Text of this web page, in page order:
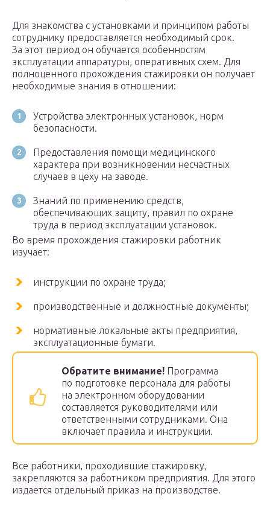
Для знакомства с установками и принципом работы
сотруднику предоставляется необходимый срок.
За этот период он обучается особенностям
эксплуатации аппаратуры, оперативных схем. Для
полноценного прохождения стажировки он получает
необходимые знания в отношении:
Устройства электронных установок, норм
безопасности.
Предоставления помощи медицинского
характера при возникновении несчастных
случаев в цеху на заводе.
Знаний по применению средств,
обеспечивающих защиту, правил по охране
труда в период эксплуатации установок.
Во время прохождения стажировки работник
изучает:
инструкции по охране труда;
производственные и должностные документы;
нормативные локальные акты предприятия,
эксплуатационные бумаги.
Обратите внимание! Программа
по подготовке персонала для работы
на электронном оборудовании
составляется руководителями или
ответственными сотрудниками. Она
включает правила и инструкции.
Все работники, проходившие стажировку,
закрепляются за работником предприятия. Для этого
издается отдельный приказ на производстве.